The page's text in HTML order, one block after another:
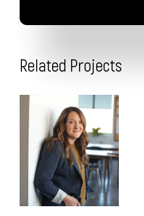
Related Projects